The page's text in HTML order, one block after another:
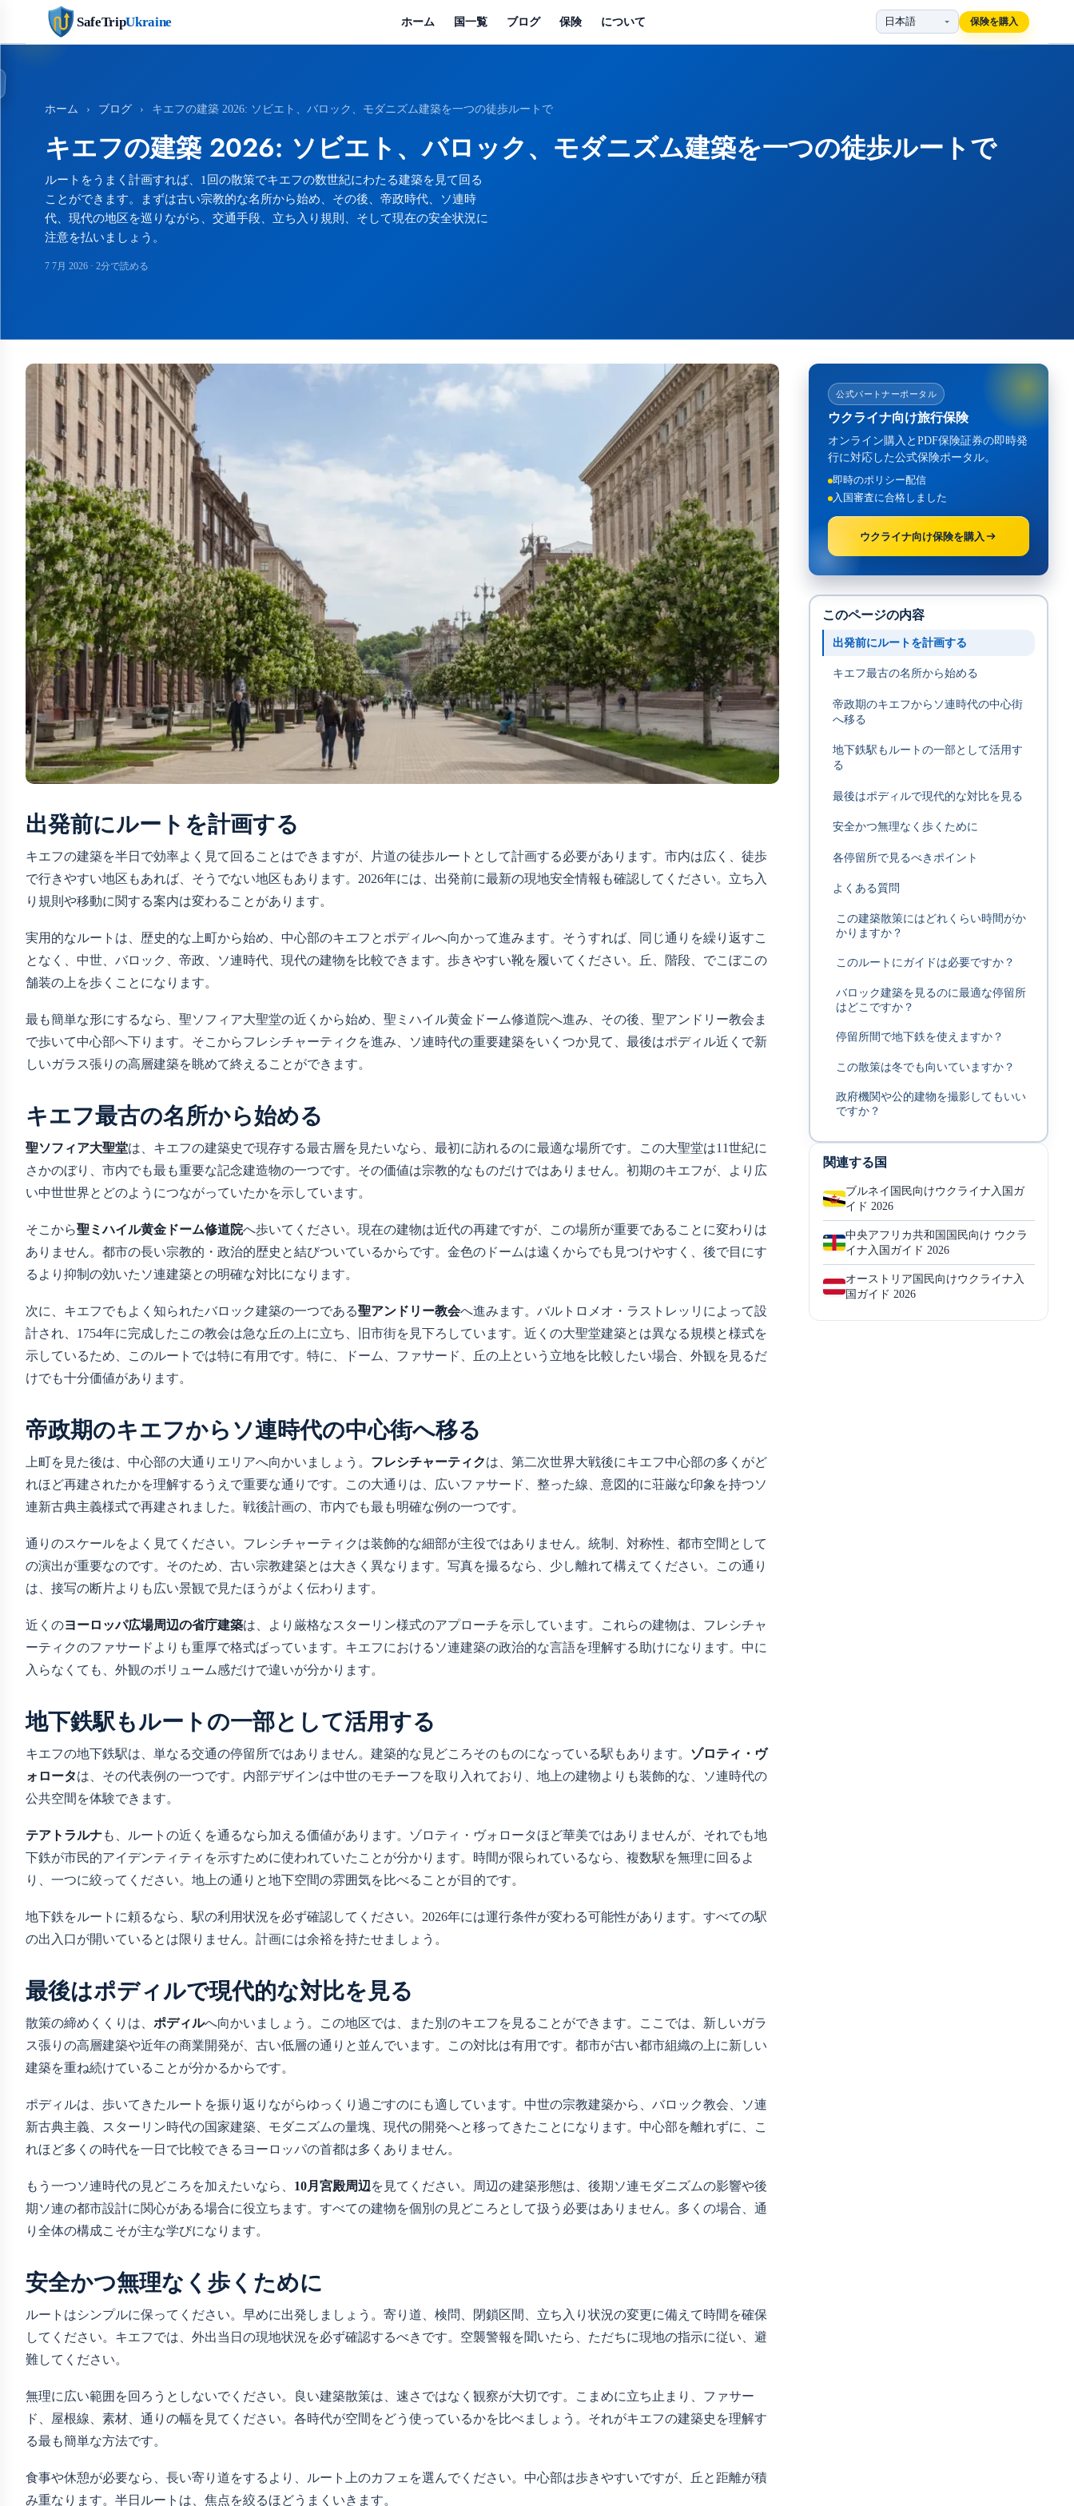
SafeTripUkraine ホーム 国一覧 ブログ 保険 について 保険を購入
ホーム › ブログ › キエフの建築 2026: ソビエト、バロック、モダニズム建築を一つの徒歩ルートで
キエフの建築 2026: ソビエト、バロック、モダニズム建築を一つの徒歩ルートで
ルートをうまく計画すれば、1回の散策でキエフの数世紀にわたる建築を見て回る
ことができます。まずは古い宗教的な名所から始め、その後、帝政時代、ソ連時
代、現代の地区を巡りながら、交通手段、立ち入り規則、そして現在の安全状況に
注意を払いましょう。
7 7月 2026 · 2分で読める
出発前にルートを計画する
キエフの建築を半日で効率よく見て回ることはできますが、片道の徒歩ルートとして計画する必要があります。市内は広く、徒歩
で行きやすい地区もあれば、そうでない地区もあります。2026年には、出発前に最新の現地安全情報も確認してください。立ち入
り規則や移動に関する案内は変わることがあります。
実用的なルートは、歴史的な上町から始め、中心部のキエフとポディルへ向かって進みます。そうすれば、同じ通りを繰り返すこ
となく、中世、バロック、帝政、ソ連時代、現代の建物を比較できます。歩きやすい靴を履いてください。丘、階段、でこぼこの
舗装の上を歩くことになります。
最も簡単な形にするなら、聖ソフィア大聖堂の近くから始め、聖ミハイル黄金ドーム修道院へ進み、その後、聖アンドリー教会ま
で歩いて中心部へ下ります。そこからフレシチャーティクを進み、ソ連時代の重要建築をいくつか見て、最後はポディル近くで新
しいガラス張りの高層建築を眺めて終えることができます。
キエフ最古の名所から始める
聖ソフィア大聖堂は、キエフの建築史で現存する最古層を見たいなら、最初に訪れるのに最適な場所です。この大聖堂は11世紀に
さかのぼり、市内でも最も重要な記念建造物の一つです。その価値は宗教的なものだけではありません。初期のキエフが、より広
い中世世界とどのようにつながっていたかを示しています。
そこから聖ミハイル黄金ドーム修道院へ歩いてください。現在の建物は近代の再建ですが、この場所が重要であることに変わりは
ありません。都市の長い宗教的・政治的歴史と結びついているからです。金色のドームは遠くからでも見つけやすく、後で目にす
るより抑制の効いたソ連建築との明確な対比になります。
次に、キエフでもよく知られたバロック建築の一つである聖アンドリー教会へ進みます。バルトロメオ・ラストレッリによって設
計され、1754年に完成したこの教会は急な丘の上に立ち、旧市街を見下ろしています。近くの大聖堂建築とは異なる規模と様式を
示しているため、このルートでは特に有用です。特に、ドーム、ファサード、丘の上という立地を比較したい場合、外観を見るだ
けでも十分価値があります。
帝政期のキエフからソ連時代の中心街へ移る
上町を見た後は、中心部の大通りエリアへ向かいましょう。 フレシチャーティクは、第二次世界大戦後にキエフ中心部の多くがど
れほど再建されたかを理解するうえで重要な通りです。この大通りは、広いファサード、整った線、意図的に荘厳な印象を持つソ
連新古典主義様式で再建されました。戦後計画の、市内でも最も明確な例の一つです。
通りのスケールをよく見てください。フレシチャーティクは装飾的な細部が主役ではありません。統制、対称性、都市空間として
の演出が重要なのです。そのため、古い宗教建築とは大きく異なります。写真を撮るなら、少し離れて構えてください。この通り
は、接写の断片よりも広い景観で見たほうがよく伝わります。
近くのヨーロッパ広場周辺の省庁建築は、より厳格なスターリン様式のアプローチを示しています。これらの建物は、フレシチャ
ーティクのファサードよりも重厚で格式ばっています。キエフにおけるソ連建築の政治的な言語を理解する助けになります。中に
入らなくても、外観のボリューム感だけで違いが分かります。
地下鉄駅もルートの一部として活用する
キエフの地下鉄駅は、単なる交通の停留所ではありません。建築的な見どころそのものになっている駅もあります。 ゾロティ・ヴ
ォロータは、その代表例の一つです。内部デザインは中世のモチーフを取り入れており、地上の建物よりも装飾的な、ソ連時代の
公共空間を体験できます。
テアトラルナも、ルートの近くを通るなら加える価値があります。ゾロティ・ヴォロータほど華美ではありませんが、それでも地
下鉄が市民的アイデンティティを示すために使われていたことが分かります。時間が限られているなら、複数駅を無理に回るよ
り、一つに絞ってください。地上の通りと地下空間の雰囲気を比べることが目的です。
地下鉄をルートに頼るなら、駅の利用状況を必ず確認してください。2026年には運行条件が変わる可能性があります。すべての駅
の出入口が開いているとは限りません。計画には余裕を持たせましょう。
最後はポディルで現代的な対比を見る
散策の締めくくりは、 ポディルへ向かいましょう。この地区では、また別のキエフを見ることができます。ここでは、新しいガラ
ス張りの高層建築や近年の商業開発が、古い低層の通りと並んでいます。この対比は有用です。都市が古い都市組織の上に新しい
建築を重ね続けていることが分かるからです。
ポディルは、歩いてきたルートを振り返りながらゆっくり過ごすのにも適しています。中世の宗教建築から、バロック教会、ソ連
新古典主義、スターリン時代の国家建築、モダニズムの量塊、現代の開発へと移ってきたことになります。中心部を離れずに、こ
れほど多くの時代を一日で比較できるヨーロッパの首都は多くありません。
もう一つソ連時代の見どころを加えたいなら、 10月宮殿周辺を見てください。周辺の建築形態は、後期ソ連モダニズムの影響や後
期ソ連の都市設計に関心がある場合に役立ちます。すべての建物を個別の見どころとして扱う必要はありません。多くの場合、通
り全体の構成こそが主な学びになります。
安全かつ無理なく歩くために
ルートはシンプルに保ってください。早めに出発しましょう。寄り道、検問、閉鎖区間、立ち入り状況の変更に備えて時間を確保
してください。キエフでは、外出当日の現地状況を必ず確認するべきです。空襲警報を聞いたら、ただちに現地の指示に従い、避
難してください。
無理に広い範囲を回ろうとしないでください。良い建築散策は、速さではなく観察が大切です。こまめに立ち止まり、ファサー
ド、屋根線、素材、通りの幅を見てください。各時代が空間をどう使っているかを比べましょう。それがキエフの建築史を理解す
る最も簡単な方法です。
食事や休憩が必要なら、長い寄り道をするより、ルート上のカフェを選んでください。中心部は歩きやすいですが、丘と距離が積
み重なります。半日ルートは、焦点を絞るほどうまくいきます。
公式パートナーポータル
ウクライナ向け旅行保険
オンライン購入とPDF保険証券の即時発
行に対応した公式保険ポータル。
即時のポリシー配信
入国審査に合格しました
ウクライナ向け保険を購入
このページの内容
出発前にルートを計画する
キエフ最古の名所から始める
帝政期のキエフからソ連時代の中心街
へ移る
地下鉄駅もルートの一部として活用す
る
最後はポディルで現代的な対比を見る
安全かつ無理なく歩くために
各停留所で見るべきポイント
よくある質問
この建築散策にはどれくらい時間がか
かりますか？
このルートにガイドは必要ですか？
バロック建築を見るのに最適な停留所
はどこですか？
停留所間で地下鉄を使えますか？
この散策は冬でも向いていますか？
政府機関や公的建物を撮影してもいい
ですか？
関連する国
ブルネイ国民向けウクライナ入国ガ
イド 2026
中央アフリカ共和国国民向け ウクラ
イナ入国ガイド 2026
オーストリア国民向けウクライナ入
国ガイド 2026